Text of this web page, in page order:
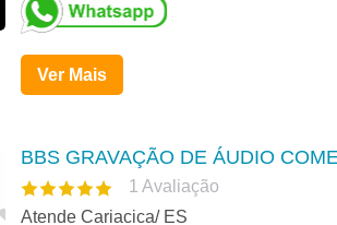
Ver Mais
BBS GRAVAÇÃO DE ÁUDIO
1 Avaliação
Atende Cariacica/ ES